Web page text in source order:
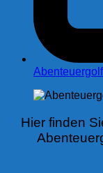
Hier finden